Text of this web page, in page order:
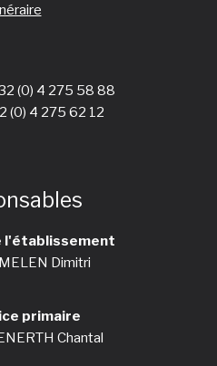
(0) 4 275 58 88
(0) 4 275 62 12
l'établissement
Dimitri
primaire
Chantal